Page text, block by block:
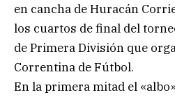
en cancha de Huracán
los cuartos de final del
de Primera División que
Correntina de Fútbol.
En la primera mitad el